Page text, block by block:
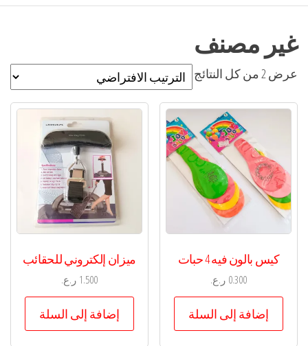
غير مصنف
عرض ⁦2⁩ من كل النتائج
كيس بالون فيه 4 حبات
0.300 ر.ع.
إضافة إلى السلة
ميزان إلكتروني للحقائب
1.500 ر.ع.
إضافة إلى السلة